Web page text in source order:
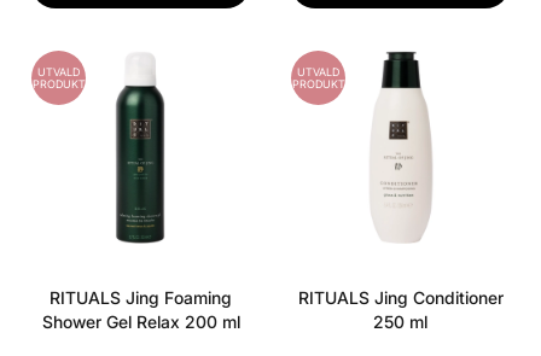
UTVALD
PRODUKT
RITUALS Jing Foaming
Shower Gel Relax 200 ml
UTVALD
PRODUKT
RITUALS Jing Conditioner
250 ml